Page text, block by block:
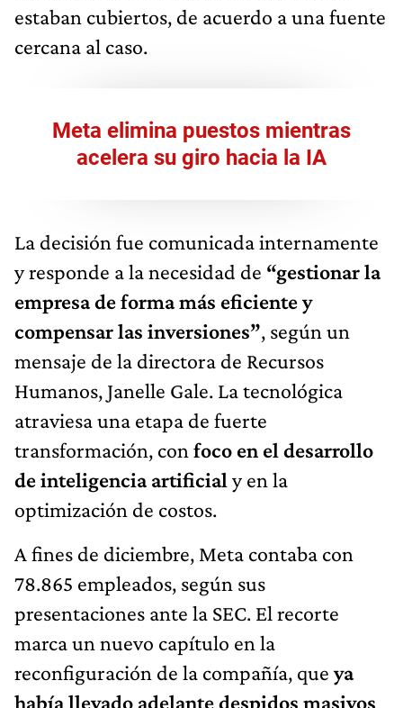
estaban cubiertos, de acuerdo a una fuente
cercana al caso.
Meta elimina puestos mientras
acelera su giro hacia la IA
La decisión fue comunicada internamente
y responde a la necesidad de “gestionar la
empresa de forma más eficiente y
compensar las inversiones”, según un
mensaje de la directora de Recursos
Humanos, Janelle Gale. La tecnológica
atraviesa una etapa de fuerte
transformación, con foco en el desarrollo
de inteligencia artificial y en la
optimización de costos.
A fines de diciembre, Meta contaba con
78.865 empleados, según sus
presentaciones ante la SEC. El recorte
marca un nuevo capítulo en la
reconfiguración de la compañía, queya
había llevado adelante despidos masivos